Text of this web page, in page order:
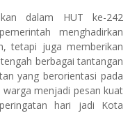
dalam HUT ke-242
menghadirkan
tetapi juga memberikan
berbagai tantangan
yang berorientasi pada
menjadi pesan kuat
hari jadi Kota